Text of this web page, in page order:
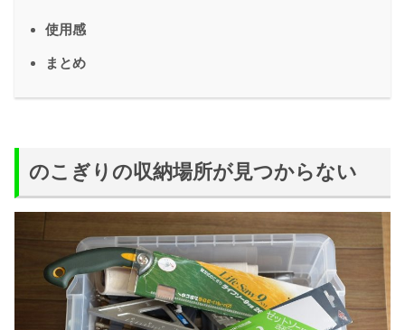
使用感
まとめ
のこぎりの収納場所が見つからない